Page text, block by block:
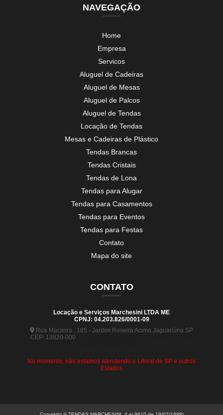
NAVEGAÇÃO
Home
Empresa
Servicos
Aluguel de Cadeiras
Aluguel de Mesas
Aluguel de Palcos
Aluguel de Tendas
Locação de Tendas
Mesas e Cadeiras de Plástico
Tendas Brancas
Tendas Cristais
Tendas de Lona
Tendas para Alugar
Tendas para Casamentos
Tendas para Eventos
Tendas para Festas
Contato
Mapa do site
CONTATO
Locação e Serviços Marchesini LTDA ME
CPNJ: 04.203.826/0001-09
Rua Macieira , 185 - Jardim Roseira Acima Jaguariúna SP
CEP: 13820-000
No momento, não estamos atendendo o Litoral de SP e outros
Estados